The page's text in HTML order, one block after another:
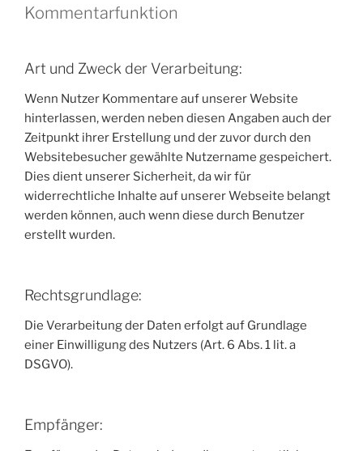
Kommentarfunktion
Art und Zweck der Verarbeitung:
Wenn Nutzer Kommentare auf unserer Website
hinterlassen, werden neben diesen Angaben auch der
Zeitpunkt ihrer Erstellung und der zuvor durch den
Websitebesucher gewählte Nutzername gespeichert.
Dies dient unserer Sicherheit, da wir für
widerrechtliche Inhalte auf unserer Webseite belangt
werden können, auch wenn diese durch Benutzer
erstellt wurden.
Rechtsgrundlage:
Die Verarbeitung der Daten erfolgt auf Grundlage
einer Einwilligung des Nutzers (Art. 6 Abs. 1 lit. a
DSGVO).
Empfänger: